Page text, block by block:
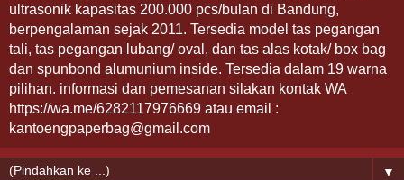
ultrasonik kapasitas 200.000 pcs/bulan di Bandung,
berpengalaman sejak 2011. Tersedia model tas pegangan
tali, tas pegangan lubang/ oval, dan tas alas kotak/ box bag
dan spunbond alumunium inside. Tersedia dalam 19 warna
pilihan. informasi dan pemesanan silakan kontak WA
https://wa.me/6282117976669 atau email :
kantoengpaperbag@gmail.com
▼